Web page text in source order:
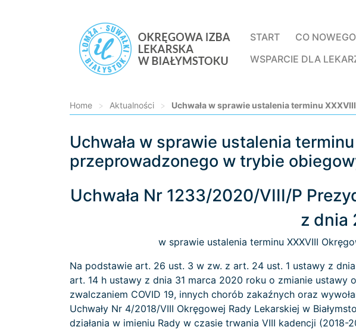
START
CO NOWEGO
WSPARCIE DLA
Home > Aktualności > Uchwała w sprawie ustalenia terminu
Uchwała w sprawie ustalenia
przeprowadzonego w trybie
Uchwała Nr 1233/2020/VIII/P
z dnia
w sprawie ustalenia terminu XXXVIII
Na podstawie art. 26 ust. 3 w zw. z art. 24 ust. 1 ustawy z
art. 14 h ustawy z dnia 31 marca 2020 roku o zmianie ustawy
zwalczaniem COVID 19, innych chorób zakaźnych oraz
Uchwały Nr 4/2018/VIII Okręgowej Rady Lekarskiej w
działania w imieniu Rady w czasie trwania VIII kadencji (2018-